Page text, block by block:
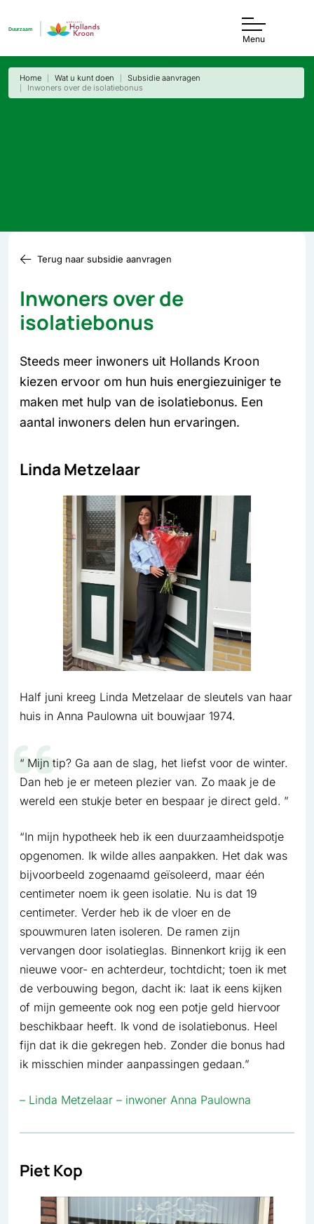
Menu
Home Wat u kunt doen
Subsidie aanvragen
Inwoners over de isolatiebonus
Terug naar subsidie aanvragen
Inwoners over de
isolatiebonus
Steeds meer inwoners uit Hollands Kroon
kiezen ervoor om hun huis energiezuiniger te
maken met hulp van de isolatiebonus. Een
aantal inwoners delen hun ervaringen.
Linda Metzelaar
Half juni kreeg Linda Metzelaar de sleutels van haar
huis in Anna Paulowna uit bouwjaar 1974.
Mijn tip? Ga aan de slag, het liefst voor de winter.
Dan heb je er meteen plezier van. Zo maak je de
wereld een stukje beter en bespaar je direct geld.
“In mijn hypotheek heb ik een duurzaamheidspotje
opgenomen. Ik wilde alles aanpakken. Het dak was
bijvoorbeeld zogenaamd geïsoleerd, maar één
centimeter noem ik geen isolatie. Nu is dat 19
centimeter. Verder heb ik de vloer en de
spouwmuren laten isoleren. De ramen zijn
vervangen door isolatieglas. Binnenkort krijg ik een
nieuwe voor- en achterdeur, tochtdicht; toen ik met
de verbouwing begon, dacht ik: laat ik eens kijken
of mijn gemeente ook nog een potje geld hiervoor
beschikbaar heeft. Ik vond de isolatiebonus. Heel
fijn dat ik die gekregen heb. Zonder die bonus had
ik misschien minder aanpassingen gedaan.”
– Linda Metzelaar – inwoner Anna Paulowna
Piet Kop